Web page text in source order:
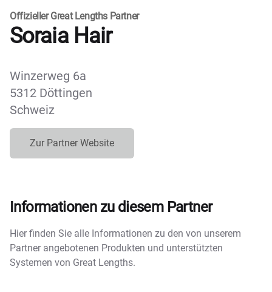
Offizieller Great Lengths Partner
Soraia Hair
Winzerweg 6a
5312 Döttingen
Schweiz
Zur Partner Website
Informationen zu diesem Partner
Hier finden Sie alle Informationen zu den von unserem
Partner angebotenen Produkten und unterstützten
Systemen von Great Lengths.